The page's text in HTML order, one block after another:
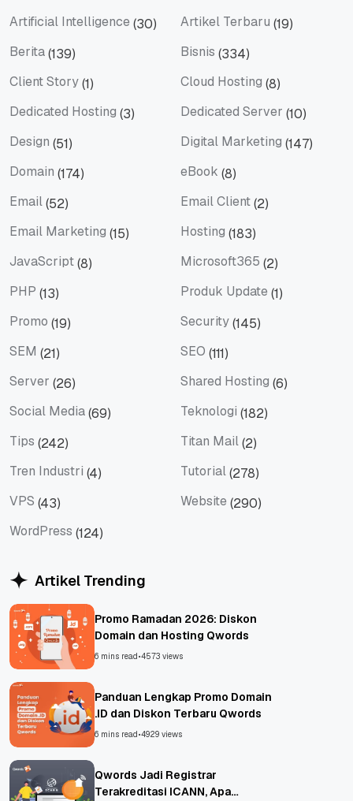
Artificial Intelligence (30) Artikel Terbaru (19)
Berita(139) Bisnis (334)
Client Story(1) Cloud Hosting (8)
Dedicated Hosting (3) Dedicated Server (10)
Design (51) Digital Marketing (147)
Domain (174) eBook (8)
Email(52) Email Client(2)
Email Marketing (15) Hosting (183)
JavaScript(8) Microsoft365 (2)
PHP (13) Produk Update (1)
Promo (19) Security(145)
SEM (21) SEO (111)
Server (26) Shared Hosting (6)
Social Media(69) Teknologi (182)
Tips (242) Titan Mail(2)
Tren Industri (4) Tutorial(278)
VPS (43) Website (290)
WordPress (124)
Artikel Trending
Promo Ramadan 2026: Diskon
Domain dan Hosting Qwords
6 mins read•4573 views
Panduan Lengkap Promo Domain
.ID dan Diskon Terbaru Qwords
6 mins read•4929 views
Qwords Jadi Registrar
Terakreditasi ICANN, Apa